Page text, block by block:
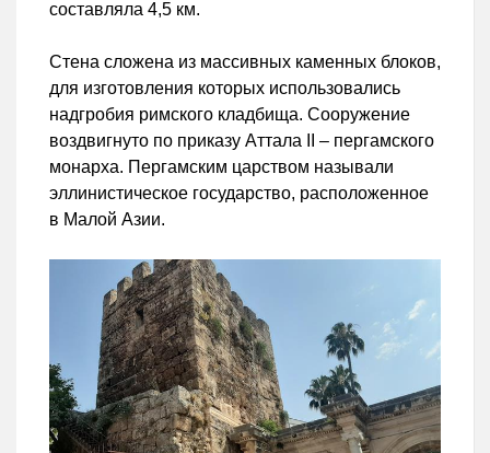
составляла 4,5 км.
Стена сложена из массивных каменных блоков,
для изготовления которых использовались
надгробия римского кладбища. Сооружение
воздвигнуто по приказу Аттала II – пергамского
монарха. Пергамским царством называли
эллинистическое государство, расположенное
в Малой Азии.